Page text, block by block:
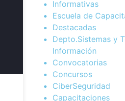
Informativas
Escuela de
Destacadas
Depto.Sistemas y
Información
Convocatorias
Concursos
CiberSeguridad
Capacitaciones